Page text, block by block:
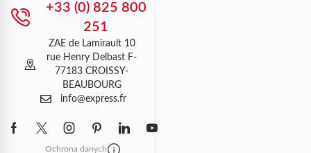
+33 (0) 825 800
251
ZAE de Lamirault 10
rue Henry Delbast F-
77183 CROISSY-
BEAUBOURG
info@express.fr
Ochrona danych